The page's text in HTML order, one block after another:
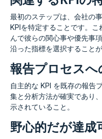
最初のステップは、会社の
KPIを特定することです。
んで彼らの関心事や優先事
沿った指標を選択することが
報告プロセスへ
自主的な KPI を既存の報告
集と分析方法が確実であり
示されていること。
野心的だが達成